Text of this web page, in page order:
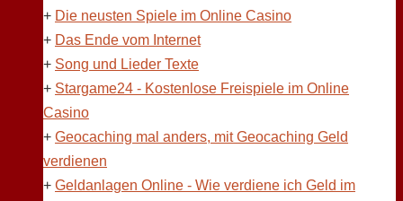
+ Die neusten Spiele im Online Casino
+ Das Ende vom Internet
+ Song und Lieder Texte
+ Stargame24 - Kostenlose Freispiele im Online
Casino
+ Geocaching mal anders, mit Geocaching Geld
verdienen
+ Geldanlagen Online - Wie verdiene ich Geld im